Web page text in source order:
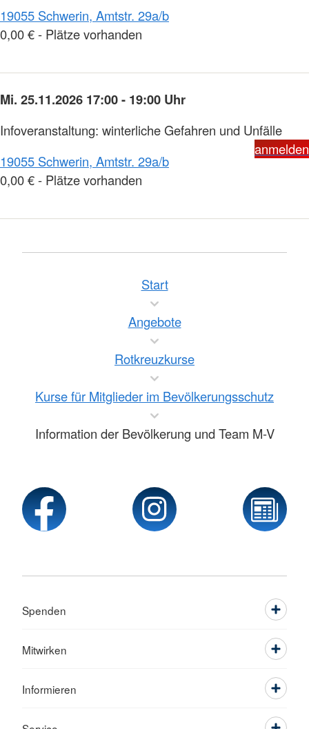
19055 Schwerin, Amtstr. 29a/b
0,00 € - Plätze vorhanden
Mi. 25.11.2026 17:00 - 19:00 Uhr
Infoveranstaltung: winterliche Gefahren und Unfälle
anmelden
19055 Schwerin, Amtstr. 29a/b
0,00 € - Plätze vorhanden
Start
Angebote
Rotkreuzkurse
Kurse für Mitglieder im Bevölkerungsschutz
Information der Bevölkerung und Team M-V
Spenden
Mitwirken
Informieren